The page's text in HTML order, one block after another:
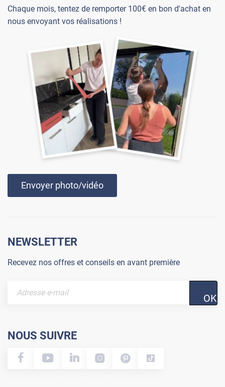
Chaque mois, tentez de remporter 100€ en bon d'achat en
nous envoyant vos réalisations !
Envoyer photo/vidéo
NEWSLETTER
Recevez nos offres et conseils en avant première
OK
NOUS SUIVRE